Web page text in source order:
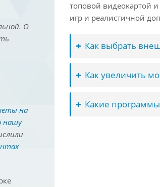
О
на
нашу
топовой видеокартой
игр и реалистичной
Как выбрать
Как увеличить
Какие